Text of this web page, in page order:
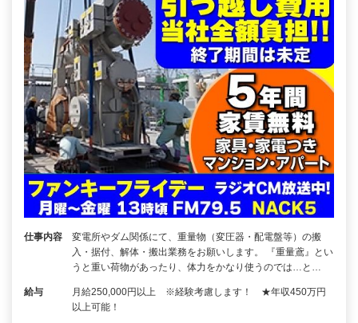
仕事内容
変電所やダム関係にて、重量物（変圧器・配電盤等）の搬
入・据付、解体・搬出業務をお願いします。 『重量鳶』とい
うと重い荷物があったり、体力をかなり使うのでは…と…
給与
月給250,000円以上 ※経験考慮します！ ★年収450万円
以上可能！